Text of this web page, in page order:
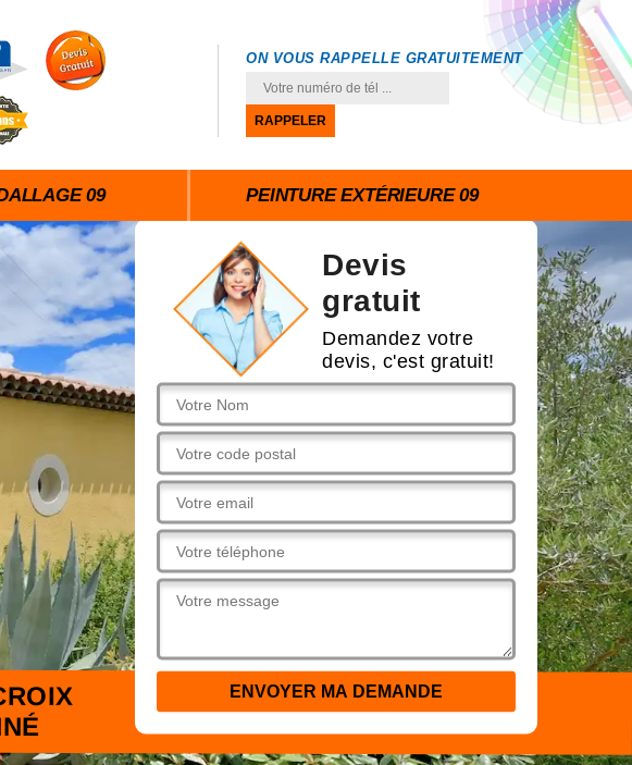
ON VOUS RAPPELLE GRATUITEMENT
09 PEINTURE EXTÉRIEURE 09
Devis
gratuit
Demandez votre
devis, c'est gratuit!